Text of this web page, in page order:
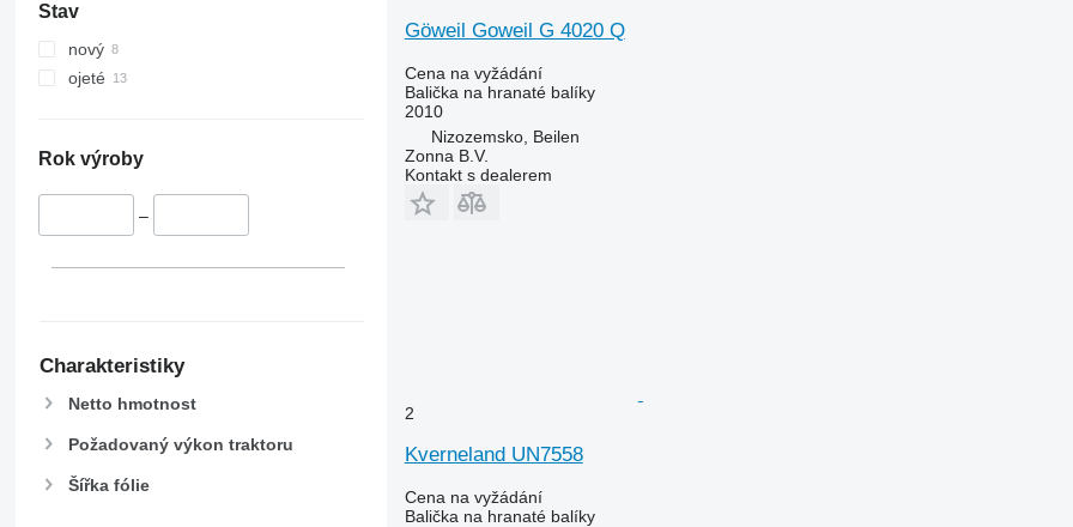
Stav
nový
ojeté
Rok výroby
–
Charakteristiky
Netto hmotnost
Požadovaný výkon traktoru
Šířka fólie
Göweil Goweil G 4020 Q
Cena na vyžádání
Balička na hranaté balíky
2010
Nizozemsko, Beilen
Zonna B.V.
Kontakt s dealerem
2
Kverneland UN7558
Cena na vyžádání
Balička na hranaté balíky